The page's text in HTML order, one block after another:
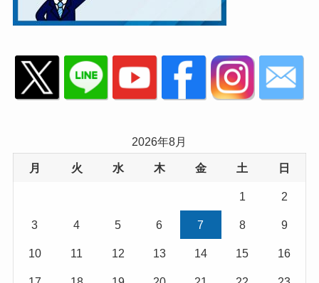
2026年8月
月 火 水 木 金 土 日
1 2
3 4 5 6 7 8 9
10 11 12 13 14 15 16